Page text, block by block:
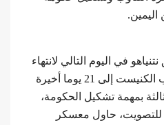
في اليوم التالي لانتهاء
فترة تكليف غانتس، فقد ذهب الكنيست إلى 21 يوما أخيرة
بمهمة تشكيل الحكومة،
إلى أغلبية 61 نائبا للتصويت، حاول معسكر